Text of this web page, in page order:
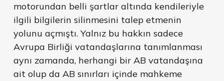
motorundan belli şartlar altında kendileriyle
ilgili bilgilerin silinmesini talep etmenin
yolunu açmıştı. Yalnız bu hakkın sadece
Avrupa Birliği vatandaşlarına tanımlanması
aynı zamanda, herhangi bir AB vatandaşına
ait olup da AB sınırları içinde mahkeme